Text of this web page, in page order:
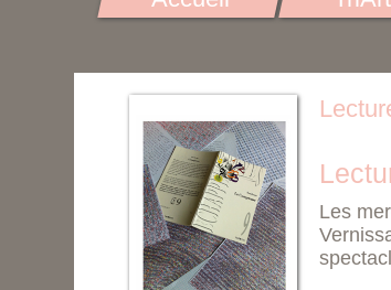
Les